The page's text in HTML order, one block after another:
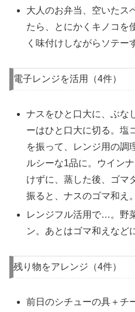
大人のお弁当、空いたス
たら、とにかくキノコを
く味付けしながらソテー
電子レンジを活用（4件）
ナスをひと口大に、ぶな
ーはひと口大に切る。塩
を振って、レンジ用の調
ルシーな1品に。ウイン
けずに、蒸した後、ゴマ
振ると、ナスのゴマ和え。
レンジフル活用で…。野
ン。あとはゴマ和えなど
残り物をアレンジ（4件）
前日のシチューの具＋チ